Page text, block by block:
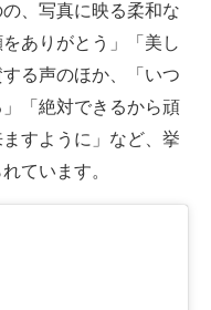
、写真に映る柔和な
ありがとう」「美し
る声のほか、「いつ
「絶対できるから頑
すように」など、挙
ています。